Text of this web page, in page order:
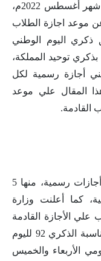
الموافق 1 صفر 1444هـ الموافق 28 من شهر أغسطس 2022م،
موعد اجازة الطلاب
ذكري اليوم الوطني
بذكري توحيد المملكة،
أجازة رسمية لكل
المقال علي موعد
القادمة.
يضم العام الدراسي الجديد 1444هـ، 10 أجازات رسمية، منها 5
كما أعلنت وزارة
علي الأجازة القادمة
بعد 21 يومًا، وسوف تأتي هذه الأجازة بمناسبة الذكري 92 لليوم
الأربعاء والخميس